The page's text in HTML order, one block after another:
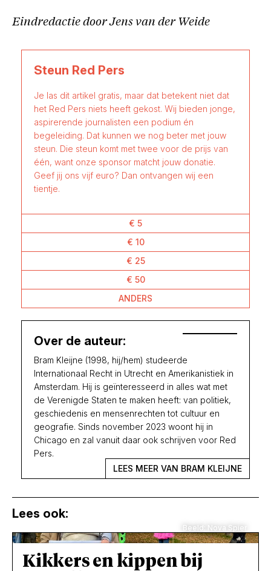
Eindredactie door Jens van der Weide
Steun Red Pers
Je las dit artikel gratis, maar dat betekent niet dat
het Red Pers niets heeft gekost. Wij bieden jonge,
aspirerende journalisten een podium én
begeleiding. Dat kunnen we nog beter met jouw
steun. Die steun komt met twee voor de prijs van
één, want onze sponsor matcht jouw donatie.
Geef jij ons vijf euro? Dan ontvangen wij een
tientje.
€ 5
€ 10
€ 25
€ 50
ANDERS
Over de auteur:
Bram Kleijne (1998, hij/hem) studeerde
Internationaal Recht in Utrecht en Amerikanistiek in
Amsterdam. Hij is geïnteresseerd in alles wat met
de Verenigde Staten te maken heeft: van politiek,
geschiedenis en mensenrechten tot cultuur en
geografie. Sinds november 2023 woont hij in
Chicago en zal vanuit daar ook schrijven voor Red
Pers.
LEES MEER VAN BRAM KLEIJNE
Lees ook:
Beeld: Nova Spier
Kikkers en kippen bij